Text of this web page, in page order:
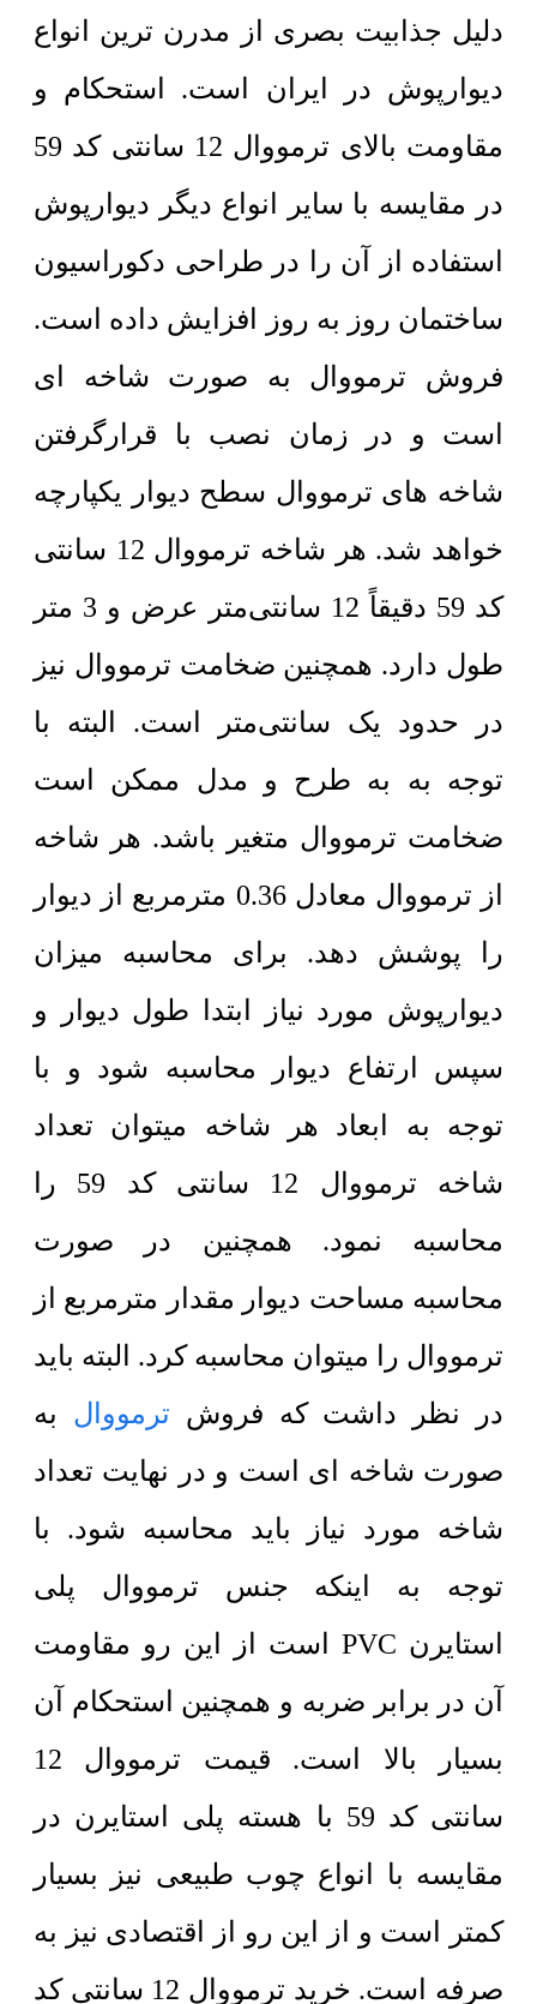
دلیل جذابیت بصری از مدرن ترین انواع
دیوارپوش در ایران است. استحکام و
مقاومت بالای ترمووال 12 سانتی کد 59
در مقایسه با سایر انواع دیگر دیوارپوش
استفاده از آن را در طراحی دکوراسیون
ساختمان روز به روز افزایش داده است.
فروش ترمووال به صورت شاخه ای
است و در زمان نصب با قرارگرفتن
شاخه های ترمووال سطح دیوار یکپارچه
خواهد شد. هر شاخه ترمووال 12 سانتی
کد 59 دقیقاً 12 سانتی‌متر عرض و 3 متر
طول دارد. همچنین ضخامت ترمووال نیز
در حدود یک سانتی‌متر است. البته با
توجه به به طرح و مدل ممکن است
ضخامت ترمووال متغیر باشد. هر شاخه
از ترمووال معادل 0.36 مترمربع از دیوار
را پوشش دهد. برای محاسبه میزان
دیوارپوش مورد نیاز ابتدا طول دیوار و
سپس ارتفاع دیوار محاسبه شود و با
توجه به ابعاد هر شاخه میتوان تعداد
شاخه ترمووال 12 سانتی کد 59 را
محاسبه نمود. همچنین در صورت
محاسبه مساحت دیوار مقدار مترمربع از
ترمووال را میتوان محاسبه کرد. البته باید
در نظر داشت که فروش ترمووال به
صورت شاخه ای است و در نهایت تعداد
شاخه مورد نیاز باید محاسبه شود. با
توجه به اینکه جنس ترمووال پلی
استایرن PVC است از این رو مقاومت
آن در برابر ضربه و همچنین استحکام آن
بسیار بالا است. قیمت ترمووال 12
سانتی کد 59 با هسته پلی استایرن در
مقایسه با انواع چوب طبیعی نیز بسیار
کمتر است و از این رو از اقتصادی نیز به
صرفه است. خرید ترمووال 12 سانتی کد